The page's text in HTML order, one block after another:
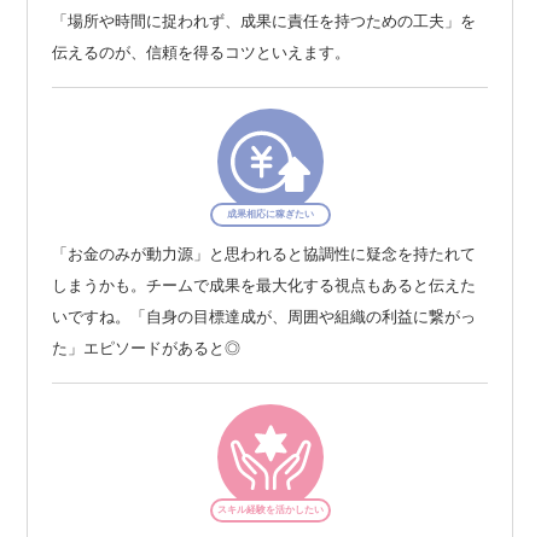
「場所や時間に捉われず、成果に責任を持つための工夫」を
伝えるのが、信頼を得るコツといえます。
成果相応に稼ぎたい
「お金のみが動力源」と思われると協調性に疑念を持たれて
しまうかも。チームで成果を最大化する視点もあると伝えた
いですね。「自身の目標達成が、周囲や組織の利益に繋がっ
た」エピソードがあると◎
スキル経験を活かしたい